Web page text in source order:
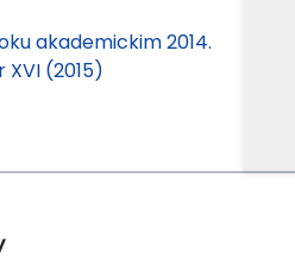
akademickim 2014.
XVI (2015)